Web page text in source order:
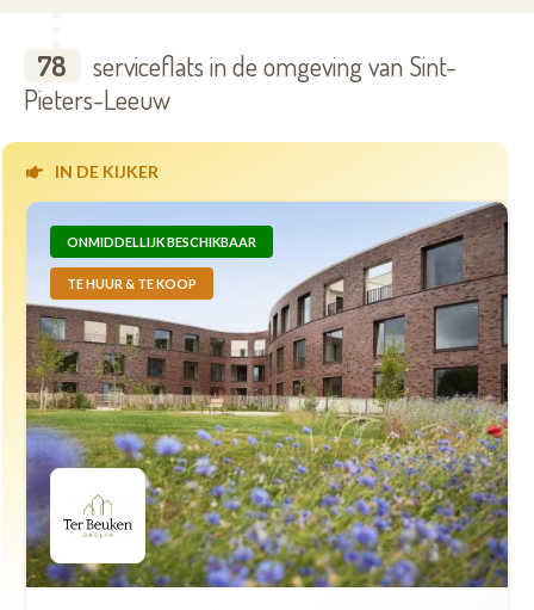
78
serviceflats in de omgeving van Sint-
Pieters-Leeuw
IN DE KIJKER
ONMIDDELLIJK BESCHIKBAAR
TE HUUR & TE KOOP